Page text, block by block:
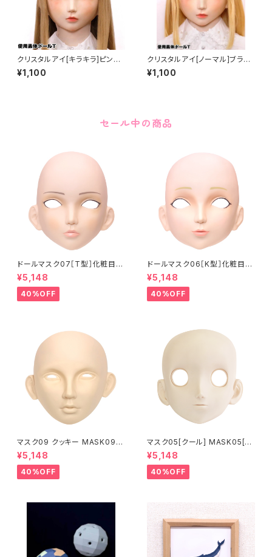
クリスタルアイ[キラキラ]ピンク
Crystal Eye[Glitter]Pink
¥1,100
クリスタルアイ[ノーマル]ブラウ
ン Crystal Eye[NORMALBro
wn
¥1,100
セール中の商品
ドールマスク07［T型］化粧目穴
処理済 MASK07 [DOLL T] O
pening eye hole and make
up
¥5,148
40%OFF
ドールマスク06［K型］化粧目穴
処理 MASK06 [DOLL K] Op
ening eye hole and make
up
¥5,148
40%OFF
マスク09 クッキー MASK09
“COOKIE”
¥5,148
40%OFF
マスク05[クール] MASK05[C
OOL]
¥5,148
40%OFF